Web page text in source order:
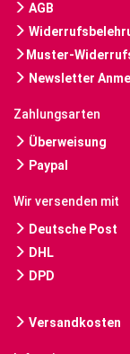
AGB
Muster-
Newsletter
Zahlungsarten
Überweisung
Paypal
Wir versenden mit
Deutsche Post
DHL
DPD
Versandkosten